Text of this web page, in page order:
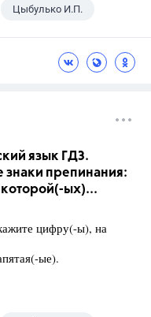
Цыбулько И.П.
язык ГДЗ.
знаки препинания:
ых)...
цифру(-ы), на
ые).